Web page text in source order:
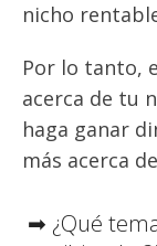
nicho
Por lo tanto,
acerca de tu
haga ganar
más acerca
➡ ¿Qué